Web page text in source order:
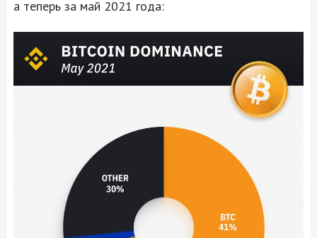
а теперь за май 2021 года: